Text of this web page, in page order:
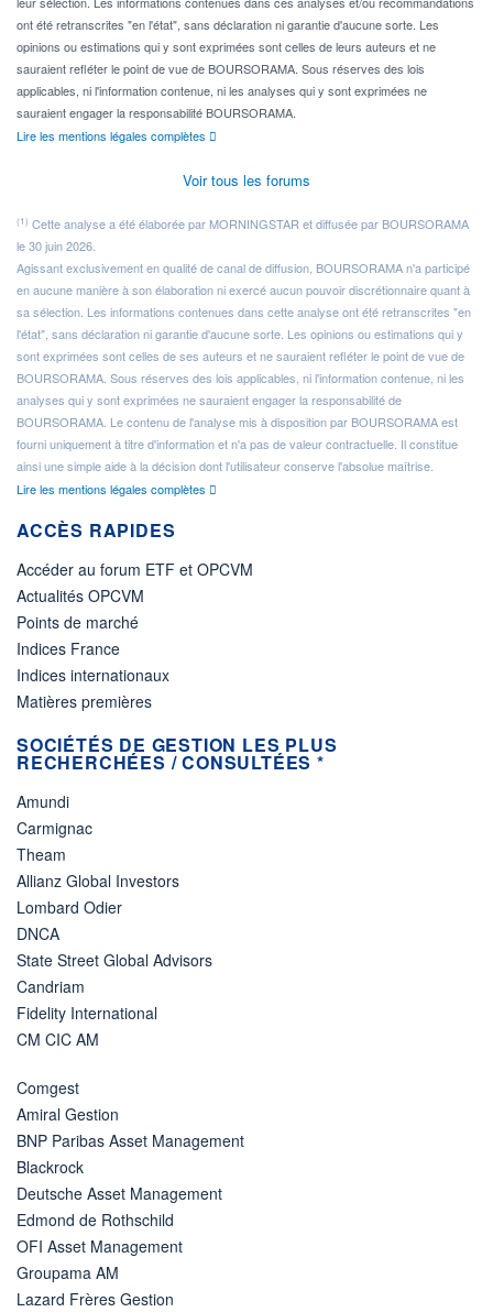
ont été retranscrites "en l'état", sans déclaration ni garantie d'aucune sorte. Les
opinions ou estimations qui y sont exprimées sont celles de leurs auteurs et ne
sauraient refléter le point de vue de BOURSORAMA. Sous réserves des lois
applicables, ni l'information contenue, ni les analyses qui y sont exprimées ne
sauraient engager la responsabilité BOURSORAMA.
Lire les mentions légales complètes
Voir tous les forums
(1) Cette analyse a été élaborée par MORNINGSTAR et diffusée par BOURSORAMA
le 30 juin 2026.
Agissant exclusivement en qualité de canal de diffusion, BOURSORAMA n'a participé
en aucune manière à son élaboration ni exercé aucun pouvoir discrétionnaire quant à
sa sélection. Les informations contenues dans cette analyse ont été retranscrites "en
l'état", sans déclaration ni garantie d'aucune sorte. Les opinions ou estimations qui y
sont exprimées sont celles de ses auteurs et ne sauraient refléter le point de vue de
BOURSORAMA. Sous réserves des lois applicables, ni l'information contenue, ni les
analyses qui y sont exprimées ne sauraient engager la responsabilité de
BOURSORAMA. Le contenu de l'analyse mis à disposition par BOURSORAMA est
fourni uniquement à titre d'information et n'a pas de valeur contractuelle. Il constitue
ainsi une simple aide à la décision dont l'utilisateur conserve l'absolue maîtrise.
Lire les mentions légales complètes
ACCÈS RAPIDES
Accéder au forum ETF et OPCVM
Actualités OPCVM
Points de marché
Indices France
Indices internationaux
Matières premières
SOCIÉTÉS DE GESTION LES PLUS
RECHERCHÉES / CONSULTÉES *
Amundi
Carmignac
Theam
Allianz Global Investors
Lombard Odier
DNCA
State Street Global Advisors
Candriam
Fidelity International
CM CIC AM
Comgest
Amiral Gestion
BNP Paribas Asset Management
Blackrock
Deutsche Asset Management
Edmond de Rothschild
OFI Asset Management
Groupama AM
Lazard Frères Gestion